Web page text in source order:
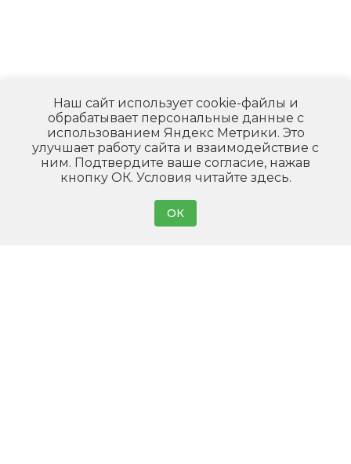
Наш сайт использует cookie-файлы и
обрабатывает персональные данные с
использованием Яндекс Метрики. Это
улучшает работу сайта и взаимодействие с
ним. Подтвердите ваше согласие, нажав
кнопку ОК. Условия читайте здесь.
ОК